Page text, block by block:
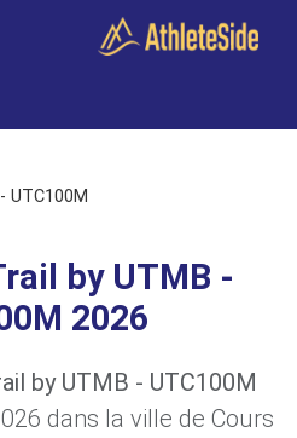
UTC100M
by UTMB -
2026
by UTMB - UTC100M
dans la ville de Cours